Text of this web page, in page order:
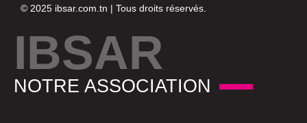
© 2025 ibsar.com.tn | Tous droits réservés.
IBSAR
NOTRE ASSOCIATION